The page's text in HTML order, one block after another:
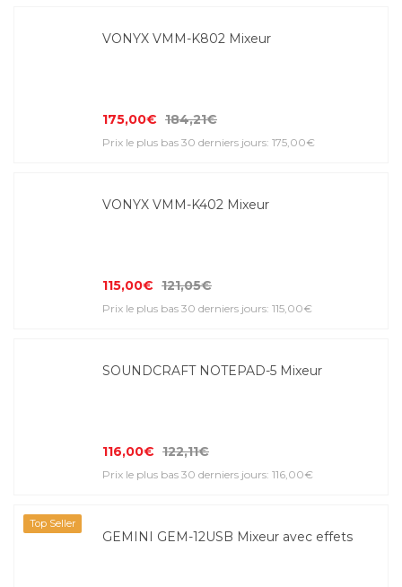
VONYX VMM-K802 Mixeur
175,00€ 184,21€
Prix le plus bas 30 derniers jours: 175,00€
VONYX VMM-K402 Mixeur
115,00€ 121,05€
Prix le plus bas 30 derniers jours: 115,00€
SOUNDCRAFT NOTEPAD-5 Mixeur
116,00€ 122,11€
Prix le plus bas 30 derniers jours: 116,00€
Top Seller
GEMINI GEM-12USB Mixeur avec effets